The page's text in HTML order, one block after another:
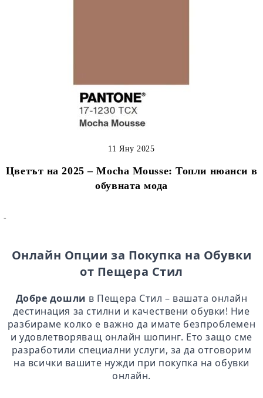
Цветът на 2025 – Mocha Mousse: Топли нюанси в
обувната мода
11 Яну 2025
-
Онлайн Опции за Покупка на Обувки
от Пещера Стил
Добре дошли в Пещера Стил – вашата онлайн
дестинация за стилни и качествени обувки! Ние
разбираме колко е важно да имате безпроблемен
и удовлетворяващ онлайн шопинг. Ето защо сме
разработили специални услуги, за да отговорим
на всички вашите нужди при покупка на обувки
онлайн.